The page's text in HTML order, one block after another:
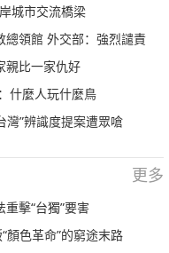
城市交流橋梁
總領館 外交部：強烈譴責
親比一家仇好
什麼人玩什麼鳥
灣”辨識度提案遭眾嗆
更多
擊“台獨”要害
“顏色革命”的窮途末路